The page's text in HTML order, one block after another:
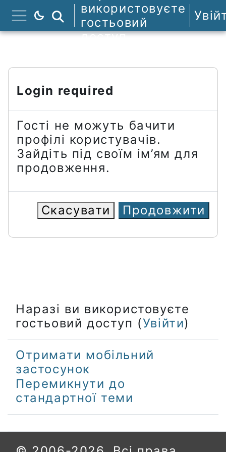
Перейти до головного вмісту
Бокова панель
Пошук курсів
використовуєте
гостьовий
доступ
Login required
Гості не можуть бачити
профілі користувачів.
Зайдіть під своїм ім’ям для
продовження.
Скасувати Продовжити
Наразі ви використовуєте
гостьовий доступ (Увійти)
Отримати мобільний
застосунок
Перемикнути до
стандартної теми